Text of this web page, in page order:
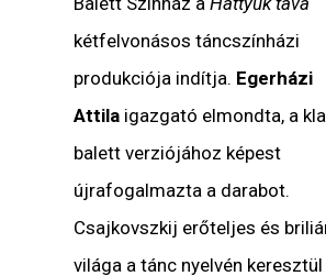
kétfelvonásos táncszínházi
produkciója indítja. Egerházi
Attila igazgató elmondta, a
balett verziójához képest
újrafogalmazta a darabot.
Csajkovszkij erőteljes és
világa a tánc nyelvén keresztül